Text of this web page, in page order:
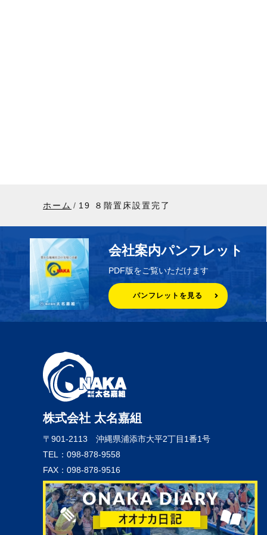
ホーム 19 ８階置床設置完了
会社案内パンフレット
PDF版をご覧いただけます
パンフレットを見る
株式会社 太名嘉組
〒901-2113 沖縄県浦添市大平2丁目1番1号
TEL：098-878-9558
FAX：098-878-9516